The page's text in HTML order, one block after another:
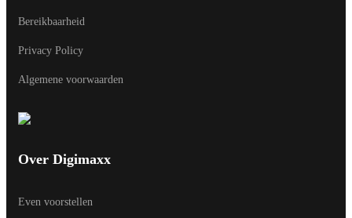
Bereikbaarheid
Privacy Policy
Algemene voorwaarden
Over Digimaxx
Even voorstellen